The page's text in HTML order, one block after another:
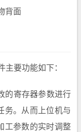
背面
主要功能如下：
的寄存器参数进行
务。从而上位机与
工参数的实时调整